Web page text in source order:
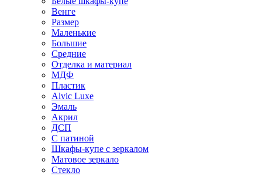
Венге
Размер
Маленькие
Большие
Средние
Отделка и материал
МДФ
Пластик
Alvic Luxe
Эмаль
Акрил
ДСП
С патиной
Шкафы-купе с зеркалом
Матовое зеркало
Стекло